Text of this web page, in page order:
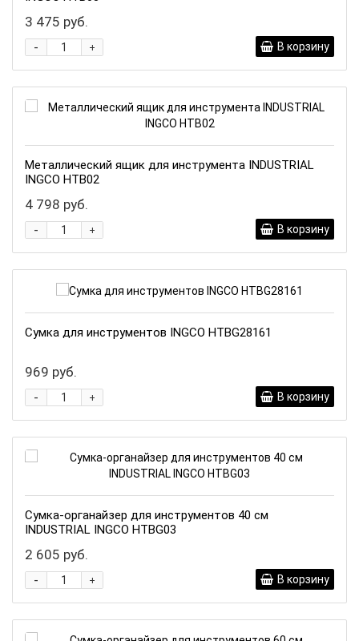
3 475 руб.
+
- В корзину
Металлический ящик для инструмента INDUSTRIAL
INGCO HTB02
4 798 руб.
+
- В корзину
Сумка для инструментов INGCO HTBG28161
969 руб.
+
- В корзину
Сумка-органайзер для инструментов 40 см
INDUSTRIAL INGCO HTBG03
2 605 руб.
+
- В корзину